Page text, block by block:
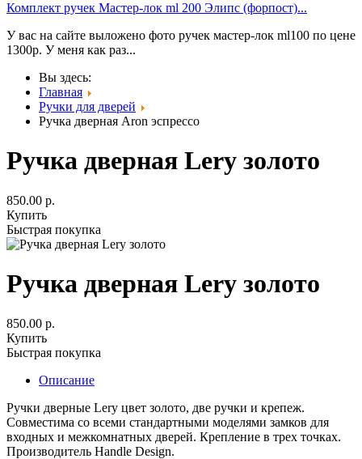
Комплект ручек Мастер-лок ml 200 Элипс (форпост)...
У вас на сайте выложено фото ручек мастер-лок ml100 по цене
1300р. У меня как раз...
Вы здесь:
Главная
Ручки для дверей
Ручка дверная Aron эспрессо
Ручка дверная Lery золото
850.00 р.
Купить
Быстрая покупка
Ручка дверная Lery золото
850.00 р.
Купить
Быстрая покупка
Описание
Ручки дверные Lery цвет золото, две ручки и крепеж.
Совместима со всеми стандартными моделями замков для
входных и межкомнатных дверей. Крепление в трех точках.
Производитель Handle Design.